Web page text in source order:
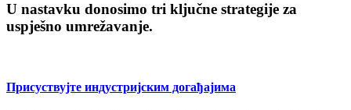
U nastavku donosimo tri ključne strategije za
uspješno umrežavanje.
Присуствујтe индустријским догађајима